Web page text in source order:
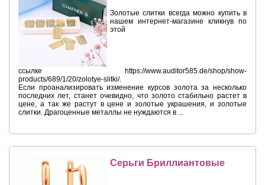
Золотые слитки всегда можно купить в
нашем интернет-магазине кликнув по
этой
ссылке https://www.auditor585.de/shop/show-
products/689/1/20/zolotye-slitki/.
Если проанализировать изменение курсов золота за несколько
последних лет, станет очевидно, что золото стабильно растет в
цене, а так же растут в цене и золотые украшения, и золотые
слитки. Драгоценные металлы не нуждаются в ...
Серьги Бриллиантовые